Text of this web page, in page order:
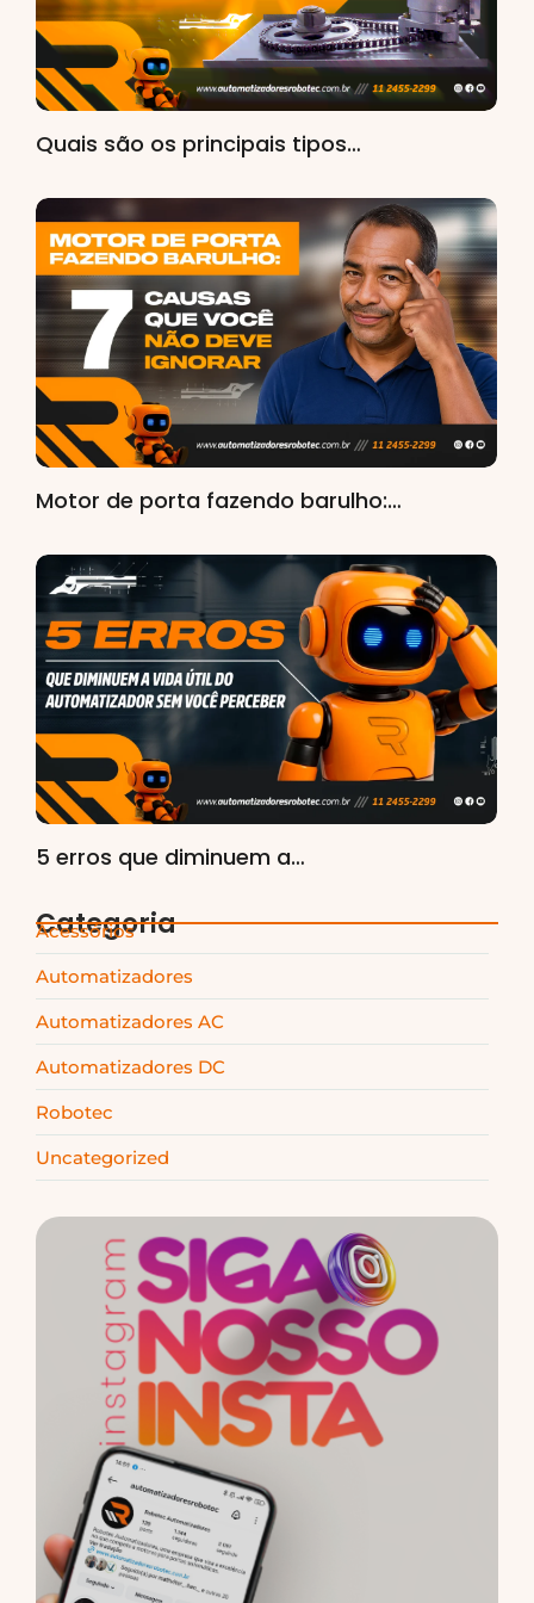
Quais são os principais tipos…
Motor de porta fazendo barulho:…
5 erros que diminuem a…
Categoria
Acessórios
Automatizadores
Automatizadores AC
Automatizadores DC
Robotec
Uncategorized